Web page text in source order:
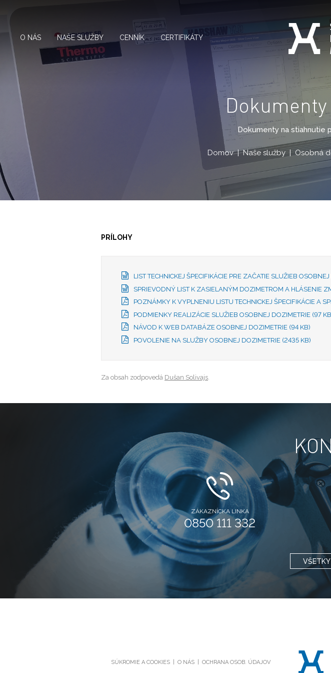
O NÁS NAŠE SLUŽBY CENNÍK CERTIFIKÁTY
Dokumenty na stiahnutie
Domov Naše služby Osobná
PRÍLOHY
LIST TECHNICKEJ ŠPECIFIKÁCIE PRE ZAČATIE SLUŽIEB
SPRIEVODNÝ LIST K ZASIELANÝM DOZIMETROM A HLÁSENIE
POZNÁMKY K VYPLNENIU LISTU TECHNICKEJ ŠPECIFIKÁCIE A
PODMIENKY REALIZÁCIE SLUŽIEB OSOBNEJ DOZIMETRIE (97
NÁVOD K WEB DATABÁZE OSOBNEJ DOZIMETRIE (94 KB)
POVOLENIE NA SLUŽBY OSOBNEJ DOZIMETRIE (2435 KB)
Za obsah zodpovedá Dušan Solivajs.
ZÁKAZNÍCKA LINKA
0850 111 332
SÚKROMIE A COOKIES O NÁS OCHRANA OSOB. ÚDAJOV